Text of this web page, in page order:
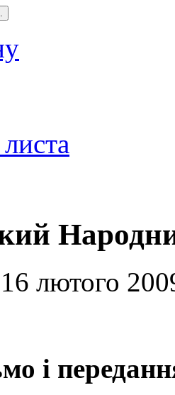
лютого
і